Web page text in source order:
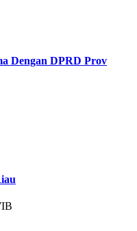
Dengan DPRD Prov